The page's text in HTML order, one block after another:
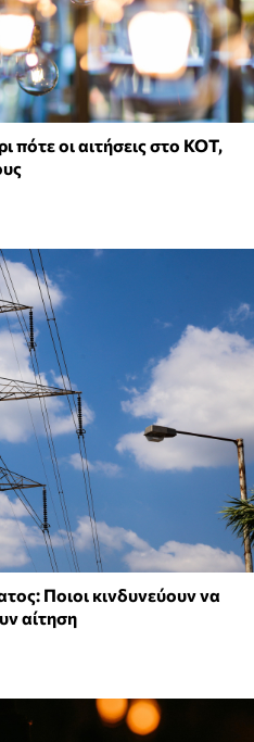
πότε οι αιτήσεις στο ΚΟΤ,
Ποιοι κινδυνεύουν να
αίτηση